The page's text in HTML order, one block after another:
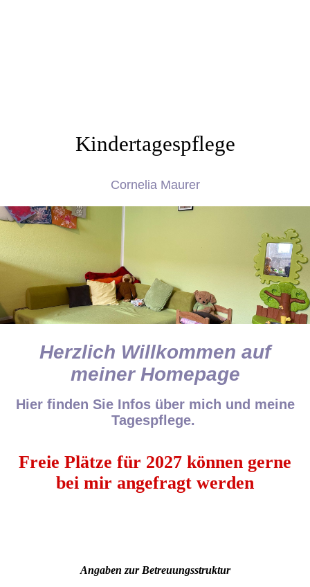
Kindertagespflege
Cornelia Maurer
Herzlich Willkommen auf
meiner Homepage
Hier finden Sie Infos über mich und meine
Tagespflege.
Freie Plätze für 2027 können gerne
bei mir angefragt werden
Angaben zur Betreuungsstruktur